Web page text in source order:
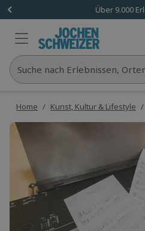
Über 9.000
Suche nach Erlebnissen,
Home / Kunst, Kultur & Lifestyle /